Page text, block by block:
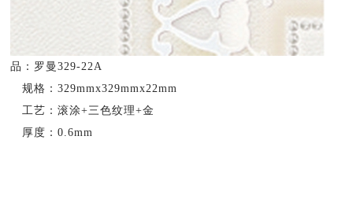
品：罗曼329-22A
规格：329mmx329mmx22mm
工艺：滚涂+三色纹理+金
厚度：0.6mm